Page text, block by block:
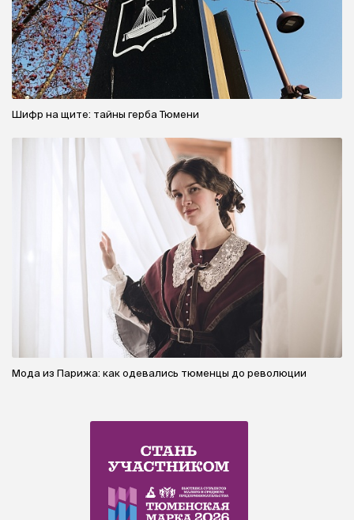
Шифр на щите: тайны герба Тюмени
Мода из Парижа: как одевались тюменцы до революции